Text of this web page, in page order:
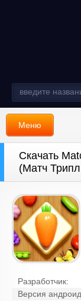
Меню
Скачать
(Матч
Разработчик:
Версия